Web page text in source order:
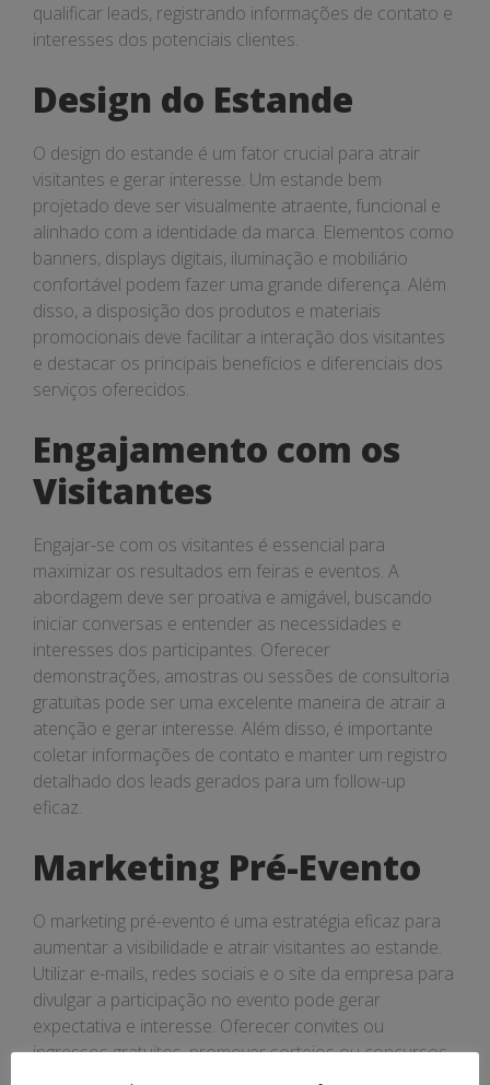
qualificar leads, registrando informações de contato e
interesses dos potenciais clientes.
Design do Estande
O design do estande é um fator crucial para atrair
visitantes e gerar interesse. Um estande bem
projetado deve ser visualmente atraente, funcional e
alinhado com a identidade da marca. Elementos como
banners, displays digitais, iluminação e mobiliário
confortável podem fazer uma grande diferença. Além
disso, a disposição dos produtos e materiais
promocionais deve facilitar a interação dos visitantes
e destacar os principais benefícios e diferenciais dos
serviços oferecidos.
Engajamento com os
Visitantes
Engajar-se com os visitantes é essencial para
maximizar os resultados em feiras e eventos. A
abordagem deve ser proativa e amigável, buscando
iniciar conversas e entender as necessidades e
interesses dos participantes. Oferecer
demonstrações, amostras ou sessões de consultoria
gratuitas pode ser uma excelente maneira de atrair a
atenção e gerar interesse. Além disso, é importante
coletar informações de contato e manter um registro
detalhado dos leads gerados para um follow-up
eficaz.
Marketing Pré-Evento
O marketing pré-evento é uma estratégia eficaz para
aumentar a visibilidade e atrair visitantes ao estande.
Utilizar e-mails, redes sociais e o site da empresa para
divulgar a participação no evento pode gerar
expectativa e interesse. Oferecer convites ou
ingressos gratuitos, promover sorteios ou concursos
e compartilhar conteúdos relevantes sobre o evento